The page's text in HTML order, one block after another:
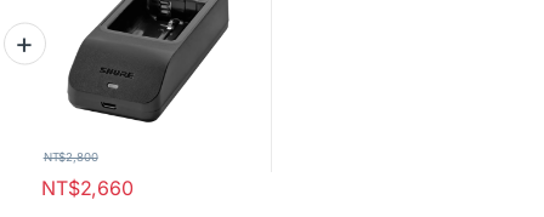
NT$2,660
NT$2,800